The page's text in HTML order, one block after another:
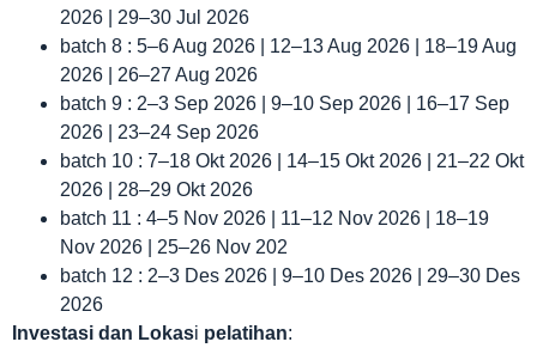
2026 | 29–30 Jul 2026
batch 8 : 5–6 Aug 2026 | 12–13 Aug 2026 | 18–19 Aug
2026 | 26–27 Aug 2026
batch 9 : 2–3 Sep 2026 | 9–10 Sep 2026 | 16–17 Sep
2026 | 23–24 Sep 2026
batch 10 : 7–18 Okt 2026 | 14–15 Okt 2026 | 21–22 Okt
2026 | 28–29 Okt 2026
batch 11 : 4–5 Nov 2026 | 11–12 Nov 2026 | 18–19
Nov 2026 | 25–26 Nov 202
batch 12 : 2–3 Des 2026 | 9–10 Des 2026 | 29–30 Des
2026
Investasi dan Lokasi pelatihan: